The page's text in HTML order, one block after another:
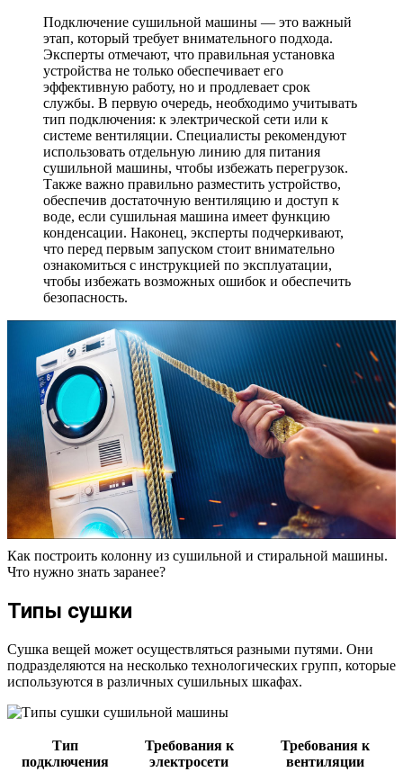
Подключение сушильной машины — это важный
этап, который требует внимательного подхода.
Эксперты отмечают, что правильная установка
устройства не только обеспечивает его
эффективную работу, но и продлевает срок
службы. В первую очередь, необходимо учитывать
тип подключения: к электрической сети или к
системе вентиляции. Специалисты рекомендуют
использовать отдельную линию для питания
сушильной машины, чтобы избежать перегрузок.
Также важно правильно разместить устройство,
обеспечив достаточную вентиляцию и доступ к
воде, если сушильная машина имеет функцию
конденсации. Наконец, эксперты подчеркивают,
что перед первым запуском стоит внимательно
ознакомиться с инструкцией по эксплуатации,
чтобы избежать возможных ошибок и обеспечить
безопасность.
Как построить колонну из сушильной и стиральной машины.
Что нужно знать заранее?
Типы сушки
Сушка вещей может осуществляться разными путями. Они
подразделяются на несколько технологических групп, которые
используются в различных сушильных шкафах.
Тип
подключения
Требования к
электросети
Требования к
вентиляции